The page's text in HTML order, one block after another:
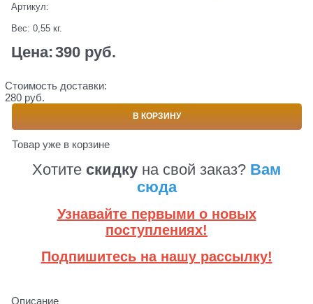
Артикул:
Вес: 0,55 кг.
Цена:390 руб.
Стоимость доставки:
280 руб.
В КОРЗИНУ
Товар уже в корзине
Хотите скидку на свой заказ? Вам
сюда
Узнавайте первыми о новых
поступлениях!
Подпишитесь на нашу рассылку!
Описание